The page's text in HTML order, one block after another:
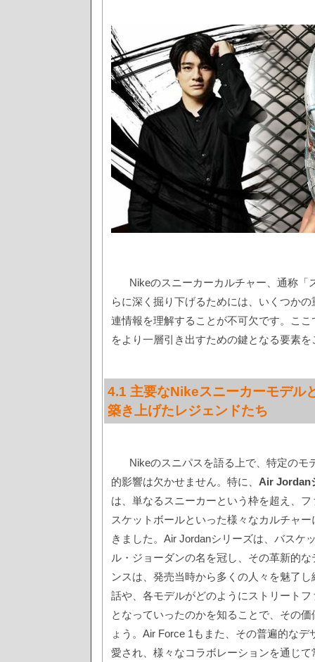
Nikeのスニーカーカルチャー、通称「
らに深く掘り下げるためには、いくつか
連情報を理解することが不可欠です。こ
をより一層引き出すための鍵となる要素
4.1 主要なNikeスニーカーモデル
築き上げたレジェンドたち
Nikeのスニパスを語る上で、特定のモ
的影響は欠かせません。特に、 Air Jordan
は、単なるスニーカーという枠を超え、
スケットボールといった様々なカルチャ
きました。Air Jordanシリーズは、バスケ
ル・ジョーダンの名を冠し、その革新的
ンスは、発売当時から多くの人々を魅了
話や、各モデルがどのようにストリート
となっていったのかを知ることで、その
ょう。Air Force 1もまた、その普遍的なデ
愛され、様々なコラボレーションを通じ